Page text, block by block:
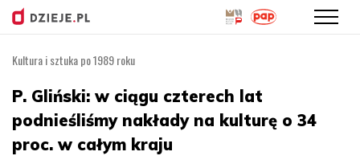
treści
Kultura i sztuka po 1989 roku
P. Gliński: w ciągu czterech lat
podnieśliśmy nakłady na kulturę o 34
proc. w całym kraju